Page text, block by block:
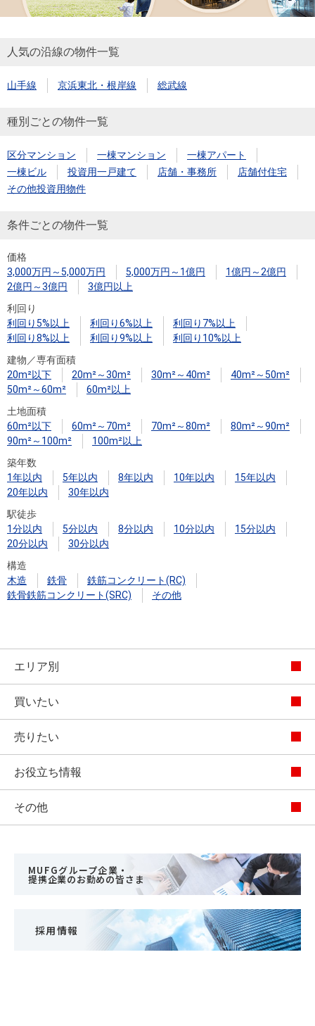
人気の沿線の物件一覧
山手線 京浜東北・根岸線 総武線
種別ごとの物件一覧
区分マンション 一棟マンション
一棟アパート
一棟ビル
投資用一戸建て 店舗・事務所
店舗付住宅
その他投資用物件
条件ごとの物件一覧
価格
3,000万円～5,000万円
5,000万円～1億円
1億円～2億円
2億円～3億円
3億円以上
利回り
利回り5%以上
利回り6%以上
利回り7%以上
利回り8%以上
利回り9%以上
利回り10%以上
建物／専有面積
20m²以下
20m²～30m² 30m²～40m²
40m²～50m²
50m²～60m²
60m²以上
土地面積
60m²以下
60m²～70m² 70m²～80m²
80m²～90m²
90m²～100m²
100m²以上
築年数
1年以内
5年以内 8年以内 10年以内
15年以内
20年以内
30年以内
駅徒歩
1分以内
5分以内 8分以内 10分以内
15分以内
20分以内
30分以内
構造
木造
鉄骨
鉄筋コンクリート(RC)
鉄骨鉄筋コンクリート(SRC)
その他
エリア別
買いたい
売りたい
お役立ち情報
その他
MUFGグループ企業・
提携企業のお勤めの皆さま
採用情報